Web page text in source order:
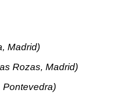
Madrid)
Rozas, Madrid)
Pontevedra)